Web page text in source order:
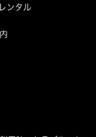
ンタル